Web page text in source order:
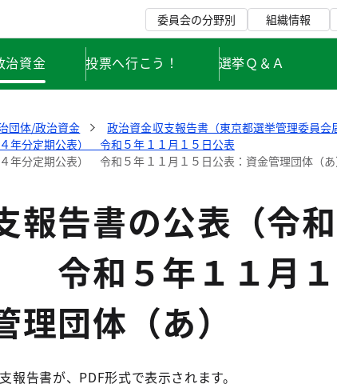
委員会の分野別 組織情報
治資金 投票へ行こう！ 選挙Ｑ＆Ａ
団体/政治資金
政治資金収支報告書（東京都選挙管理委員会
年分定期公表） 令和５年１１月１５日公表
年分定期公表） 令和５年１１月１５日公表：資金管理団体（あ
報告書の公表（令
令和５年１１月
団体（あ）
報告書が、PDF形式で表示されます。